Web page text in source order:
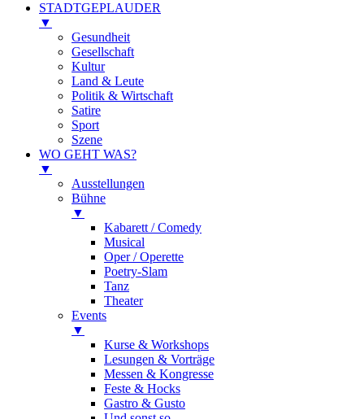
STADTGEPLAUDER
▼
Gesundheit
Gesellschaft
Kultur
Land & Leute
Politik & Wirtschaft
Satire
Sport
Szene
WO GEHT WAS?
▼
Ausstellungen
Bühne
▼
Kabarett / Comedy
Musical
Oper / Operette
Poetry-Slam
Tanz
Theater
Events
▼
Kurse & Workshops
Lesungen & Vorträge
Messen & Kongresse
Feste & Hocks
Gastro & Gusto